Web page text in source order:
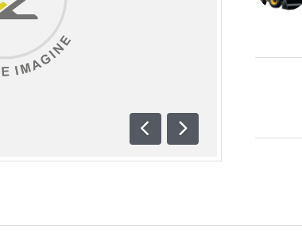
Anterioară
Următoare